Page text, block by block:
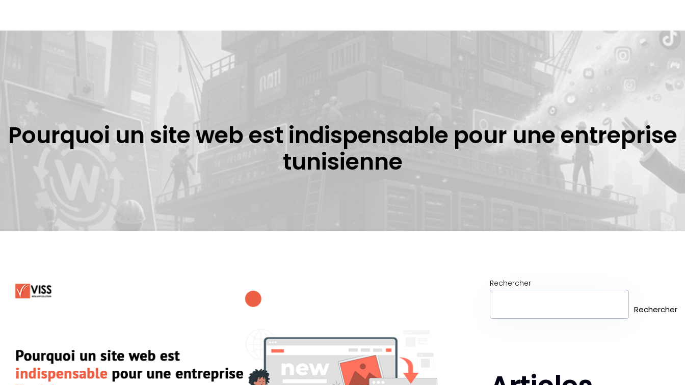
Pourquoi un site web est indispensable pour une entreprise
tunisienne
Rechercher
Rechercher